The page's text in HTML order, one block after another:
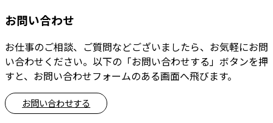
お問い合わせ
お仕事のご相談、ご質問などございましたら、お気軽にお問
い合わせください。以下の「お問い合わせする」ボタンを押
すと、お問い合わせフォームのある画面へ飛びます。
お問い合わせする